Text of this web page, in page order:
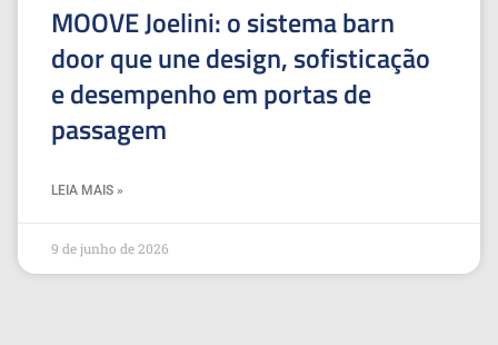
MOOVE Joelini: o sistema barn
door que une design, sofisticação
e desempenho em portas de
passagem
LEIA MAIS »
9 de junho de 2026